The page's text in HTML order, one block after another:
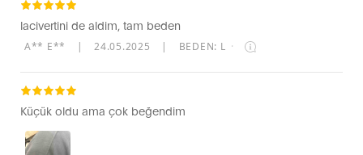
lacivertini de aldim, tam beden
A** E** | 24.05.2025 | BEDEN: L ·
Küçük oldu ama çok beğendim